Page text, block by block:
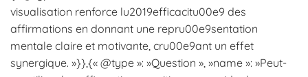
visualisation renforce lu2019efficacitu00e9 des
affirmations en donnant une repru00e9sentation
mentale claire et motivante, cru00e9ant un effet
synergique. »}},{« @type »: »Question », »name »: »Peut-